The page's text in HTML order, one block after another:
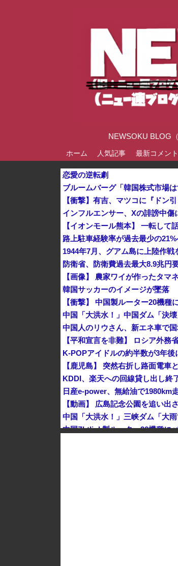
NEWSOKU BLOG
ホーム 人気記事 最新コメン
恋愛の逆転劇
【衝撃】有吉、マツコに『ドン
路上駐車経験率が過去最少の
1944年7月、グアム島に上陸作戦
防衛省、防衛費過去最大8.9兆
【画像】 農家ワイが作ったタマ
韓国サッカーのイメージが墜落
中国人のリウさん、新エネ車で
K-POPアイドルの約半数が3年
KDDI、楽天への回線貸し出し終
【動画】 広島記念公園を追い出
中国Zbtlink製ルーター20機種に